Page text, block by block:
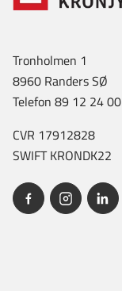
Tronholmen 1
8960 Randers SØ
Telefon 89 12 24 00
CVR 17912828
SWIFT KRONDK22